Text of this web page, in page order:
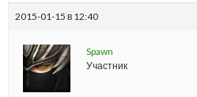
2015-01-15 в 12:40
Spawn
Участник